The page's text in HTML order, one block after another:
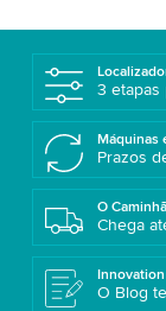
3 etapas
Máquinas
Prazos
O
Chega
Innovation
O Blog